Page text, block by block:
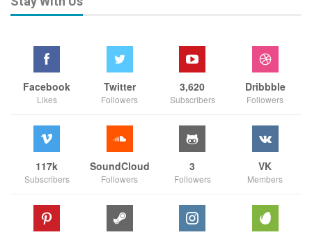
Facebook
Likes
Twitter
Followers
3,620
Subscribers
Dribbble
Followers
117k
Subscribers
SoundCloud
Followers
3
Followers
VK
Members